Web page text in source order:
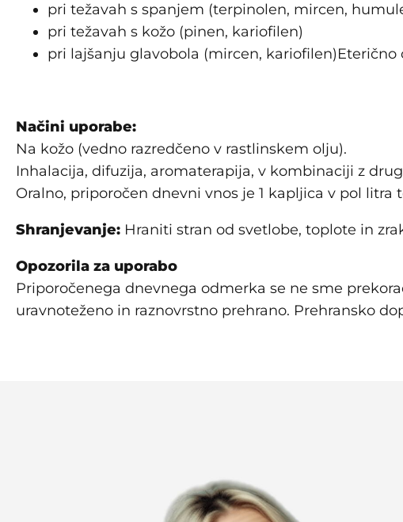
pri težavah s spanjem (terpinolen, mircen,
pri težavah s kožo (pinen, kariofilen)
pri lajšanju glavobola (mircen, kariofilen)Eterično
Načini uporabe:
Na kožo (vedno razredčeno v rastlinskem olju).
Inhalacija, difuzija, aromaterapija, v kombinaciji z
Oralno, priporočen dnevni vnos je 1 kapljica v pol litra
Shranjevanje: Hraniti stran od svetlobe, toplote in
Opozorila za uporabo
Priporočenega dnevnega odmerka se ne sme
uravnoteženo in raznovrstno prehrano. Prehransko